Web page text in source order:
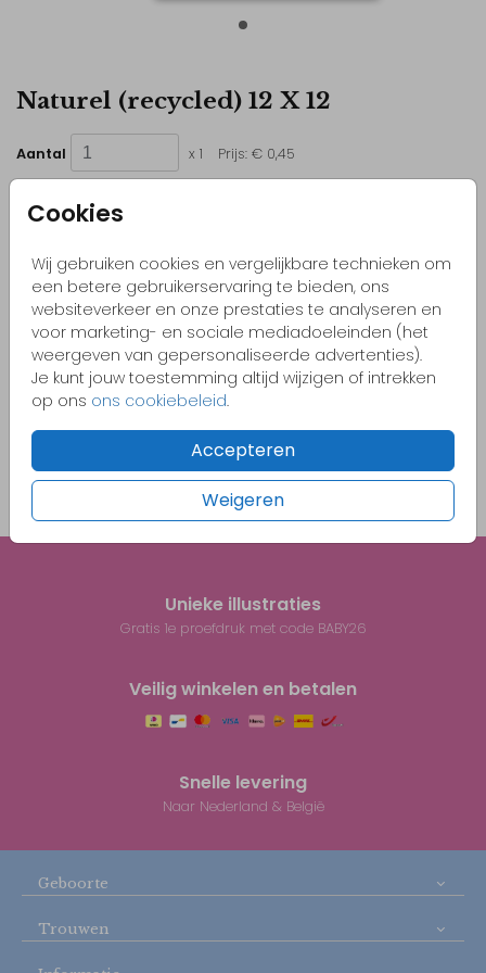
Cookies
Wij gebruiken cookies en vergelijkbare technieken om
een betere gebruikerservaring te bieden, ons
websiteverkeer en onze prestaties te analyseren en
voor marketing- en sociale mediadoeleinden (het
weergeven van gepersonaliseerde advertenties).
Je kunt jouw toestemming altijd wijzigen of intrekken
op ons ons cookiebeleid.
Accepteren
Weigeren
Naturel (recycled) 12 X 12
Aantal x 1 Prijs: € 0,45
Kleurrijke & vrolijke ontwerpen
Originele kaartjes
Pas zelf het kaartje aan naar jouw wensen
Bestel gemakkelijk een proefdruk vanaf €1,-
naturel (recycled) 12 x 12
Prijs:€ 0,45 per 1
Unieke illustraties
Gratis 1e proefdruk met code BABY26
Veilig winkelen en betalen
Snelle levering
Naar Nederland & België
Geboorte
Trouwen